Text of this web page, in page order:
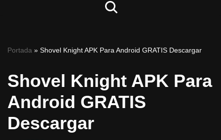
Portada » Shovel Knight APK Para Android GRATIS Descargar
Shovel Knight APK Para
Android GRATIS
Descargar